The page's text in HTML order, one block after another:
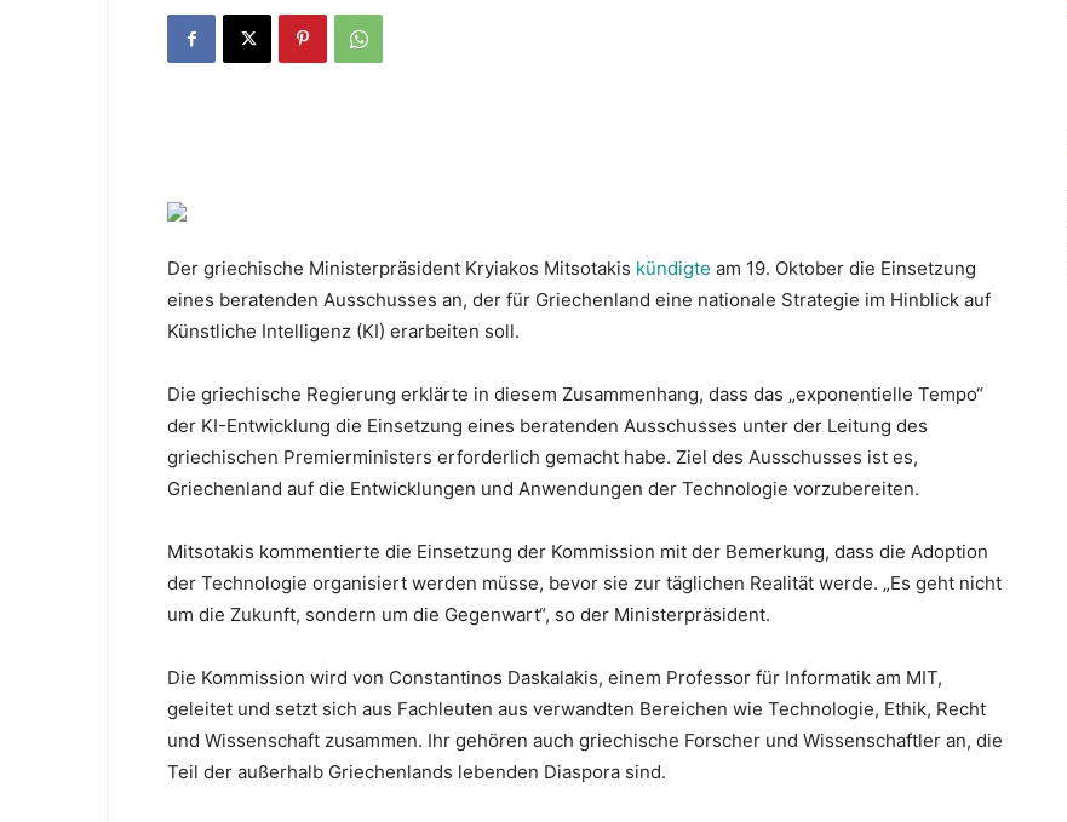
Der griechische Ministerpräsident Kryiakos Mitsotakis kündigte am 19. Oktober die Einsetzung
eines beratenden Ausschusses an, der für Griechenland eine nationale Strategie im Hinblick auf
Künstliche Intelligenz (KI) erarbeiten soll.
Die griechische Regierung erklärte in diesem Zusammenhang, dass das „exponentielle Tempo“
der KI-Entwicklung die Einsetzung eines beratenden Ausschusses unter der Leitung des
griechischen Premierministers erforderlich gemacht habe. Ziel des Ausschusses ist es,
Griechenland auf die Entwicklungen und Anwendungen der Technologie vorzubereiten.
Mitsotakis kommentierte die Einsetzung der Kommission mit der Bemerkung, dass die Adoption
der Technologie organisiert werden müsse, bevor sie zur täglichen Realität werde. „Es geht nicht
um die Zukunft, sondern um die Gegenwart“, so der Ministerpräsident.
Die Kommission wird von Constantinos Daskalakis, einem Professor für Informatik am MIT,
geleitet und setzt sich aus Fachleuten aus verwandten Bereichen wie Technologie, Ethik, Recht
und Wissenschaft zusammen. Ihr gehören auch griechische Forscher und Wissenschaftler an, die
Teil der außerhalb Griechenlands lebenden Diaspora sind.